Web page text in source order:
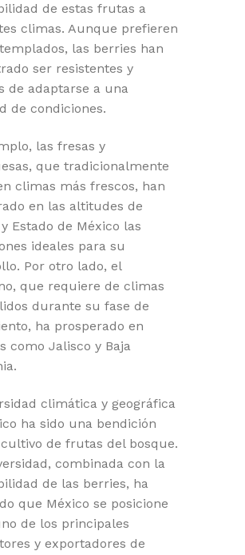
de estas frutas a
climas. Aunque prefieren
las berries han
ser resistentes y
de adaptarse a una
de condiciones.
las fresas y
que tradicionalmente
climas más frescos, han
en las altitudes de
Estado de México las
ideales para su
Por otro lado, el
que requiere de climas
durante su fase de
ha prosperado en
como Jalisco y Baja
climática y geográfica
ha sido una bendición
de frutas del bosque.
combinada con la
de las berries, ha
que México se posicione
de los principales
y exportadores de